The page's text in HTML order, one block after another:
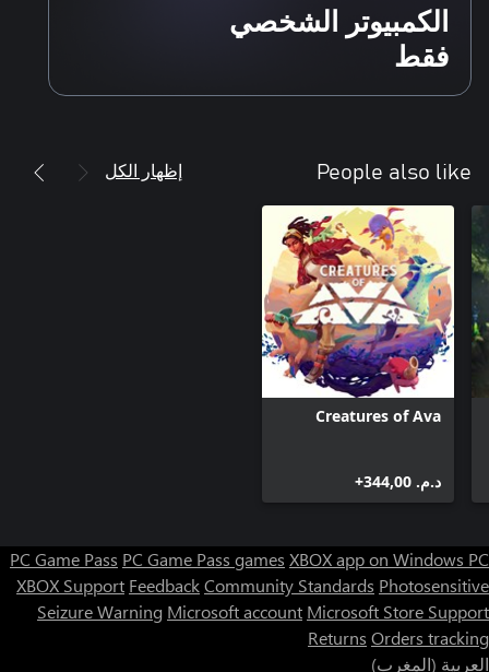
الكمبيوتر الشخصي
فقط
People also like إظهار الكل
Creatures of Ava
د.م.‏ 344,00+
PC Game Pass PC Game Pass games XBOX app on Windows PC
XBOX Support FeedbackCommunity Standards Photosensitive
Seizure Warning Microsoft account Microsoft Store Support
Returns Orders tracking
العربية (المغرب)